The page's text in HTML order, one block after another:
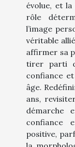
évolue, et
rôle
l’image
véritable
affirmer sa
tirer parti
confiance
âge.
ans,
démarche
confiance
positive,